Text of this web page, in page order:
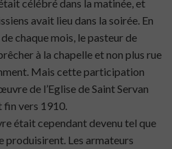
célébré dans la matinée, et
avait lieu dans la soirée. En
chaque mois, le pasteur de
à la chapelle et non plus rue
Mais cette participation
de l’Eglise de Saint Servan
fin vers 1910.
était cependant devenu tel que
produisirent. Les armateurs